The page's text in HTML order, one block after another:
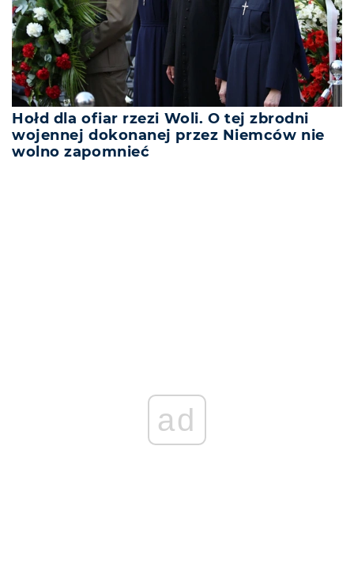
Hołd dla ofiar rzezi Woli. O tej zbrodni
wojennej dokonanej przez Niemców nie
wolno zapomnieć